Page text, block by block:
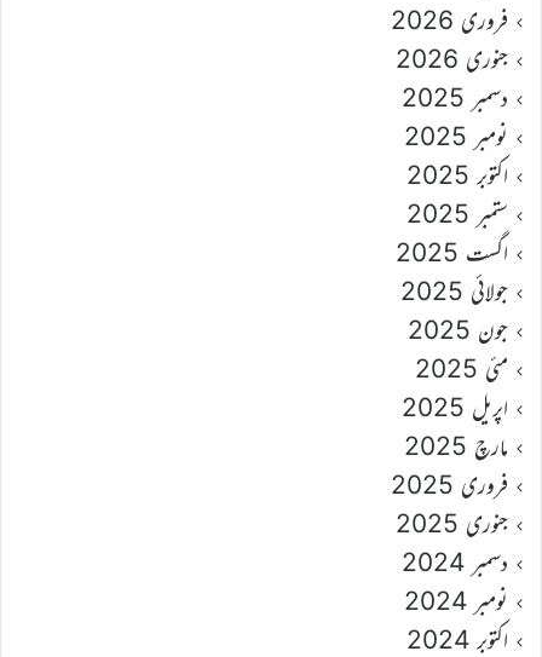
فروری 2026
جنوری 2026
دسمبر 2025
نومبر 2025
اکتوبر 2025
ستمبر 2025
اگست 2025
جولائی 2025
جون 2025
مئی 2025
اپریل 2025
مارچ 2025
فروری 2025
جنوری 2025
دسمبر 2024
نومبر 2024
اکتوبر 2024